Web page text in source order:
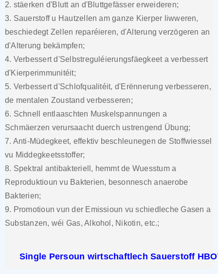
2. stäerken d'Blutt an d'Bluttgefässer erweideren;
3. Sauerstoff u Hautzellen am ganze Kierper liwweren,
beschiedegt Zellen reparéieren, d'Alterung verzögeren an
d'Alterung bekämpfen;
4. Verbessert d'Selbstreguléierungsfäegkeet a verbessert
d'Kierperimmunitéit;
5. Verbessert d'Schlofqualitéit, d'Erënnerung verbesseren,
de mentalen Zoustand verbesseren;
6. Schnell entlaaschten Muskelspannungen a
Schmäerzen verursaacht duerch ustrengend Übung;
7. Anti-Müdegkeet, effektiv beschleunegen de Stoffwiessel
vu Middegkeetsstoffer;
8. Spektral antibakteriell, hemmt de Wuesstum a
Reproduktioun vu Bakterien, besonnesch anaerobe
Bakterien;
9. Promotioun vun der Emissioun vu schiedleche Gasen a
Substanzen, wéi Gas, Alkohol, Nikotin, etc.;
Single Persoun wirtschaftlech Sauerstoff